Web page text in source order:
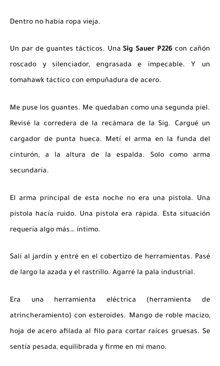
Dentro no había ropa vieja.
Un par de guantes tácticos. Una Sig Sauer P226 con cañón
roscado y silenciador, engrasada e impecable. Y un
tomahawk táctico con empuñadura de acero.
Me puse los guantes. Me quedaban como una segunda piel.
Revisé la corredera de la recámara de la Sig. Cargué un
cargador de punta hueca. Metí el arma en la funda del
cinturón, a la altura de la espalda. Solo como arma
secundaria.
El arma principal de esta noche no era una pistola. Una
pistola hacía ruido. Una pistola era rápida. Esta situación
requería algo más… íntimo.
Salí al jardín y entré en el cobertizo de herramientas. Pasé
de largo la azada y el rastrillo. Agarré la pala industrial.
Era una herramienta eléctrica (herramienta de
atrincheramiento) con esteroides. Mango de roble macizo,
hoja de acero afilada al filo para cortar raíces gruesas. Se
sentía pesada, equilibrada y firme en mi mano.